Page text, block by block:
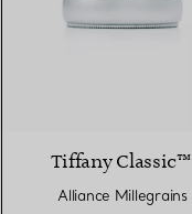
Tiffany Classic™
Alliance Millegrains